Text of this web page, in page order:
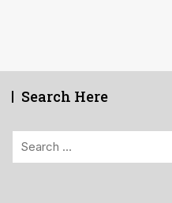
Search Here